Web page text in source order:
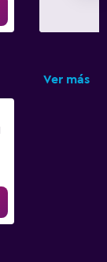
Ver más